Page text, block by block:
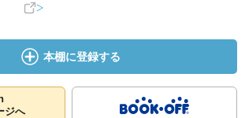
本棚に登録する
ジへ